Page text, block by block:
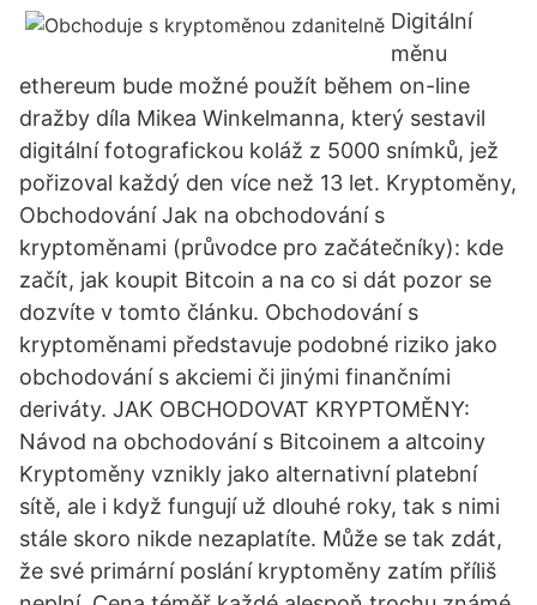
Digitální
měnu
ethereum bude možné použít během on-line
dražby díla Mikea Winkelmanna, který sestavil
digitální fotografickou koláž z 5000 snímků, jež
pořizoval každý den více než 13 let. Kryptoměny,
Obchodování Jak na obchodování s
kryptoměnami (průvodce pro začátečníky): kde
začít, jak koupit Bitcoin a na co si dát pozor se
dozvíte v tomto článku. Obchodování s
kryptoměnami představuje podobné riziko jako
obchodování s akciemi či jinými finančními
deriváty. JAK OBCHODOVAT KRYPTOMĚNY:
Návod na obchodování s Bitcoinem a altcoiny
Kryptoměny vznikly jako alternativní platební
sítě, ale i když fungují už dlouhé roky, tak s nimi
stále skoro nikde nezaplatíte. Může se tak zdát,
že své primární poslání kryptoměny zatím příliš